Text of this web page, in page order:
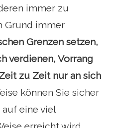
immer zu
Grund immer
Grenzen setzen,
verdienen, Vorrang
zu Zeit nur an sich
können Sie sicher
auf eine viel